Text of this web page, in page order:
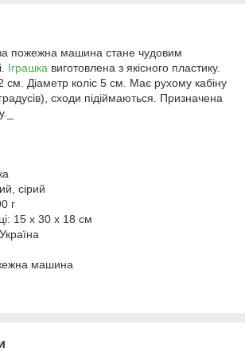
пожежна машина стане чудовим
Іграшка виготовлена з якісного пластику.
см. Діаметр коліс 5 см. Має рухому кабіну
сходи підіймаються. Призначена
сірий
г
15 x 30 x 18 см
машина